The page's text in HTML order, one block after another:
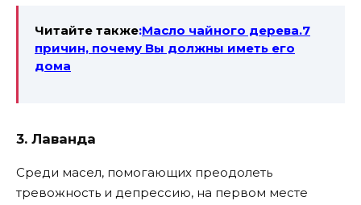
Читайте также:Масло чайного дерева.7
причин, почему Вы должны иметь его
дома
3. Лаванда
Среди масел, помогающих преодолеть
тревожность и депрессию, на первом месте